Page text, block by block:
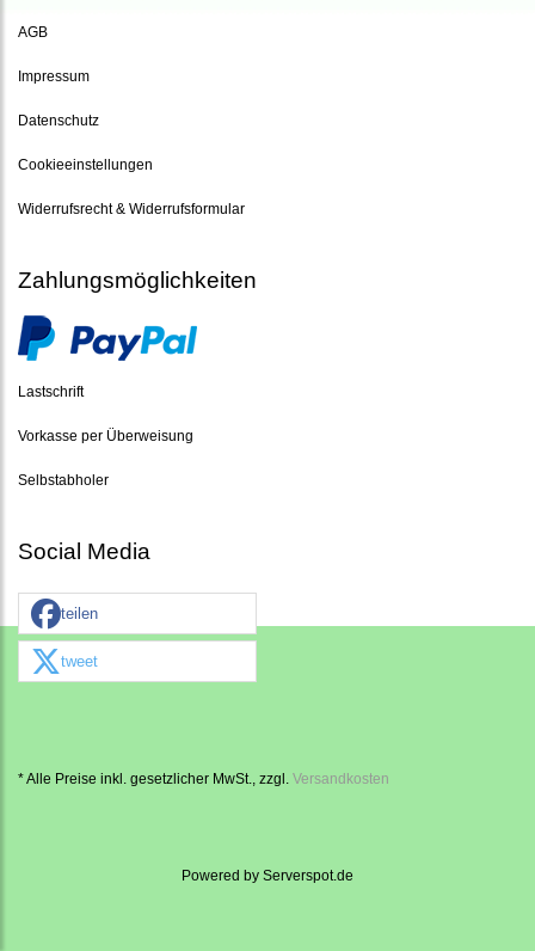
AGB
Impressum
Datenschutz
Cookieeinstellungen
Widerrufsrecht & Widerrufsformular
Zahlungsmöglichkeiten
Lastschrift
Vorkasse per Überweisung
Selbstabholer
Social Media
teilen
tweet
* Alle Preise inkl. gesetzlicher MwSt., zzgl. Versandkosten
Powered by Serverspot.de